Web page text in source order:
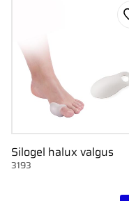
Silogel halux valgus
3193